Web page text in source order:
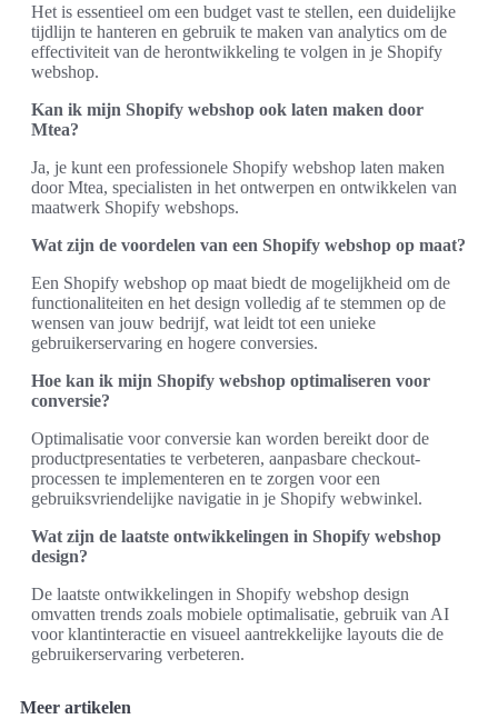
Het is essentieel om een budget vast te stellen, een duidelijke
tijdlijn te hanteren en gebruik te maken van analytics om de
effectiviteit van de herontwikkeling te volgen in je Shopify
webshop.
Kan ik mijn Shopify webshop ook laten maken door
Mtea?
Ja, je kunt een professionele Shopify webshop laten maken
door Mtea, specialisten in het ontwerpen en ontwikkelen van
maatwerk Shopify webshops.
Wat zijn de voordelen van een Shopify webshop op maat?
Een Shopify webshop op maat biedt de mogelijkheid om de
functionaliteiten en het design volledig af te stemmen op de
wensen van jouw bedrijf, wat leidt tot een unieke
gebruikerservaring en hogere conversies.
Hoe kan ik mijn Shopify webshop optimaliseren voor
conversie?
Optimalisatie voor conversie kan worden bereikt door de
productpresentaties te verbeteren, aanpasbare checkout-
processen te implementeren en te zorgen voor een
gebruiksvriendelijke navigatie in je Shopify webwinkel.
Wat zijn de laatste ontwikkelingen in Shopify webshop
design?
De laatste ontwikkelingen in Shopify webshop design
omvatten trends zoals mobiele optimalisatie, gebruik van AI
voor klantinteractie en visueel aantrekkelijke layouts die de
gebruikerservaring verbeteren.
Meer artikelen